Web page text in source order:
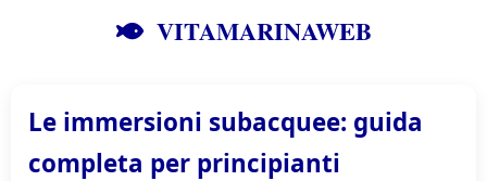
VITAMARINAWEB
Le immersioni subacquee: guida
completa per principianti